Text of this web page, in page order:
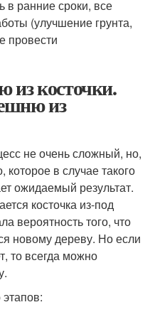
в ранние сроки, все
(улучшение грунта,
провести
из косточки.
из
не очень сложный, но,
в случае такого
ожидаемый результат.
косточка из-под
вероятность того, что
новому дереву. Но если
то всегда можно